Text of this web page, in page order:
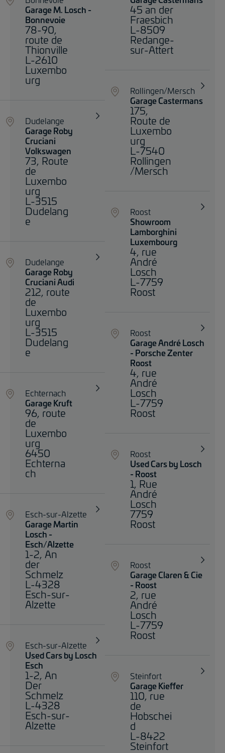
Garage M. Losch -
Bonnevoie
78-90,
route de
Thionville
L-2610
Luxembo
urg
Dudelange
Garage Roby
Cruciani
Volkswagen
73, Route
de
Luxembo
urg
L-3515
Dudelang
e
Dudelange
Garage Roby
Cruciani Audi
212, route
de
Luxembo
urg
L-3515
Dudelang
e
Echternach
Garage Kruft
96, route
de
Luxembo
urg
6450
Echterna
ch
Esch-sur-Alzette
Garage Martin
Losch -
Esch/Alzette
1-2, An
der
Schmelz
L-4328
Esch-sur-
Alzette
Esch-sur-Alzette
Used Cars by Losch
Esch
1-2, An
Der
Schmelz
L-4328
Esch-sur-
Alzette
45 an der
Fraesbich
L-8509
Redange-
sur-Attert
Rollingen/Mersch
Garage Castermans
175,
Route de
Luxembo
urg
L-7540
Rollingen
/Mersch
Roost
Showroom
Lamborghini
Luxembourg
4, rue
André
Losch
L-7759
Roost
Roost
Garage André Losch
- Porsche Zenter
Roost
4, rue
André
Losch
L-7759
Roost
Roost
Used Cars by Losch
- Roost
1, Rue
André
Losch
7759
Roost
Roost
Garage Claren & Cie
- Roost
2, rue
André
Losch
L-7759
Roost
Steinfort
Garage Kieffer
110, rue
de
Hobschei
d
L-8422
Steinfort